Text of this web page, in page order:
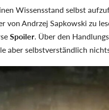
Wissensstand selbst
von Andrzej Sapkowski zu
Spoiler. Über den
aber selbstverständlich